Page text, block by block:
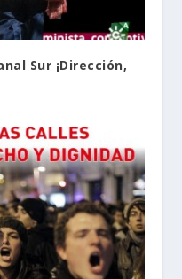
Sur ¡Dirección,